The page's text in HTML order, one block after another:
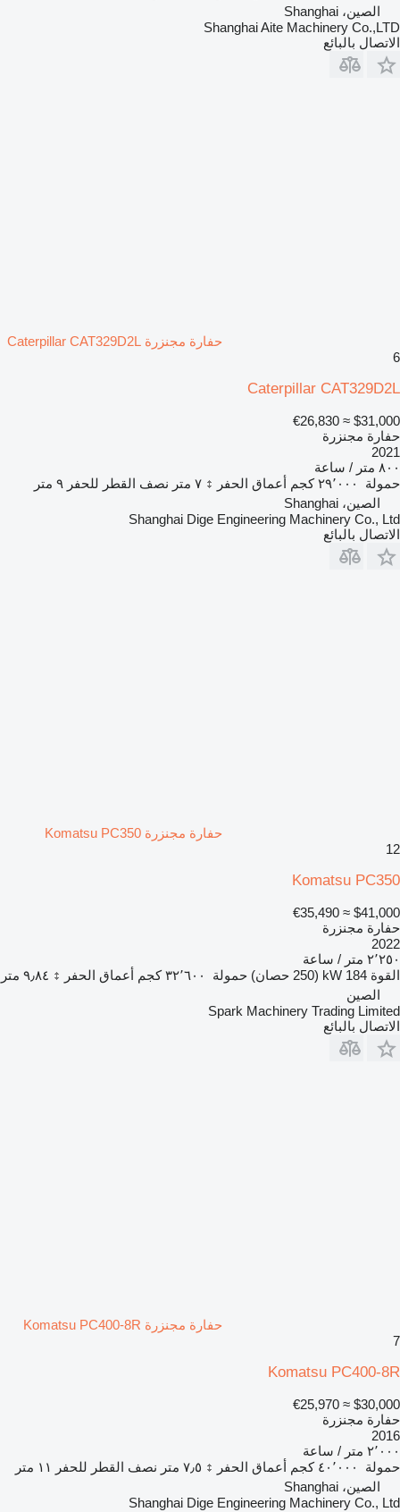
الصين، Shanghai
Shanghai Aite Machinery Co.,LTD
الاتصال بالبائع
حفارة مجنزرة Caterpillar CAT329D2L
6
Caterpillar CAT329D2L
$31,000
≈ €26,830
حفارة مجنزرة
2021
٨٠٠ متر / ساعة
حمولة
٢٩٬٠٠٠ كجم أعماق الحفر ٧ متر نصف القطر للحفر ٩ متر
الصين، Shanghai
Shanghai Dige Engineering Machinery Co., Ltd
الاتصال بالبائع
حفارة مجنزرة Komatsu PC350
12
Komatsu PC350
$41,000
≈ €35,490
حفارة مجنزرة
2022
٢٬٢٥٠ متر / ساعة
القوة 184 kW (250 حصان) حمولة ٣٢٬٦٠٠ كجم أعماق الحفر
٩٫٨٤ متر
الصين
Spark Machinery Trading Limited
الاتصال بالبائع
حفارة مجنزرة Komatsu PC400-8R
7
Komatsu PC400-8R
$30,000
≈ €25,970
حفارة مجنزرة
2016
٢٬٠٠٠ متر / ساعة
حمولة
٤٠٬٠٠٠ كجم أعماق الحفر ٧٫٥ متر نصف القطر للحفر
١١ متر
الصين، Shanghai
Shanghai Dige Engineering Machinery Co., Ltd